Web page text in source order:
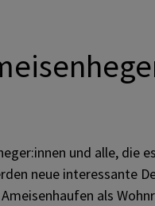
und alle, die
neue interessante
als